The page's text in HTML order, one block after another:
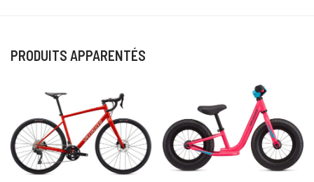
PRODUITS APPARENTÉS